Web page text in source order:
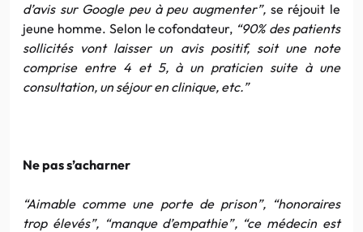
d’avis sur Google peu à peu augmenter”, se réjouit le
jeune homme. Selon le cofondateur, “90% des patients
sollicités vont laisser un avis positif, soit une note
comprise entre 4 et 5, à un praticien suite à une
consultation, un séjour en clinique, etc.”
Ne pas s’acharner
“Aimable comme une porte de prison”, “honoraires
trop élevés”, “manque d’empathie”, “ce médecin est